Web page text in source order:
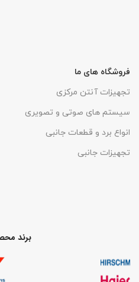
فروشگاه های ما
تجهیزات آنتن مرکزی
سیستم های صوتی و تصویری
انواع برد و قطعات جانبی
تجهیزات جانبی
برند